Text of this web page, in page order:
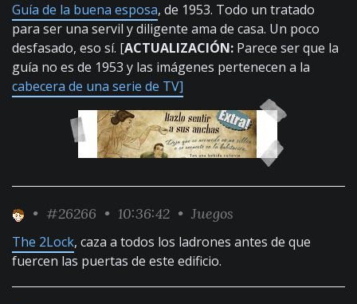
Guía de la buena esposa, de 1953. Todo un tratado
para ser una servil y diligente ama de casa. Un poco
desfasado, eso sí. [ACTUALIZACIÓN: Parece ser que la
guía no es de 1953 y las imágenes pertenecen a la
cabecera de una serie de TV]
• #26266 • 10:36:42 • Juegos
The 2Lock, caza a todos los ladrones antes de que
fuercen las puertas de este edificio.